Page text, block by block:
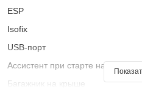
ESP
Isofix
USB-порт
Ассистент при старте на подъеме
Багажник на крыше